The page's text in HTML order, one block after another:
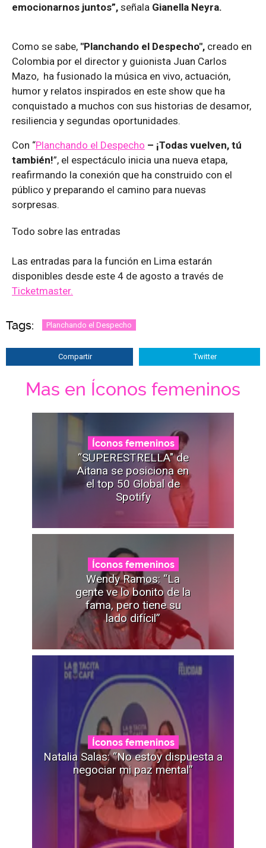
emocionarnos juntos”, señala Gianella Neyra.
Como se sabe, "Planchando el Despecho", creado en
Colombia por el director y guionista Juan Carlos
Mazo, ha fusionado la música en vivo, actuación,
humor y relatos inspirados en este show que ha
conquistado a muchos con sus historias de desamor,
resiliencia y segundas oportunidades.
Con “Planchando el Despecho – ¡Todas vuelven, tú
también!”, el espectáculo inicia una nueva etapa,
reafirmando la conexión que ha construido con el
público y preparando el camino para nuevas
sorpresas.
Todo sobre las entradas
Las entradas para la función en Lima estarán
disponibles desde este 4 de agosto a través de
Ticketmaster.
Tags: Planchando el Despecho
Compartir Twitter
Mas en Íconos femeninos
Íconos femeninos
“SUPERESTRELLA" de
Aitana se posiciona en
el top 50 Global de
Spotify
Íconos femeninos
Wendy Ramos: “La
gente ve lo bonito de la
fama, pero tiene su
lado difícil”
Íconos femeninos
Natalia Salas: “No estoy dispuesta a
negociar mi paz mental”